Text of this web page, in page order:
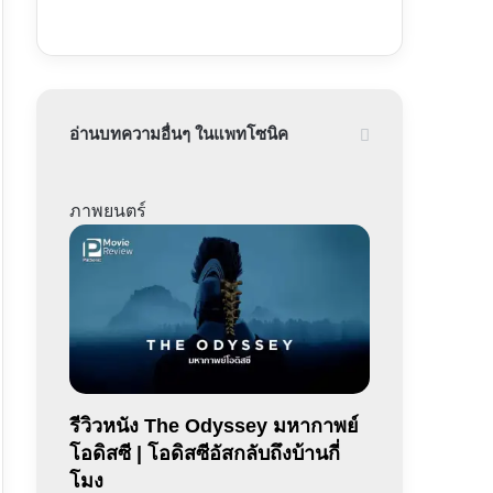
อ่านบทความอื่นๆ ในแพทโซนิค
ภาพยนตร์
รีวิวหนัง The Odyssey มหากาพย์
โอดิสซี | โอดิสซีอัสกลับถึงบ้านกี่
โมง